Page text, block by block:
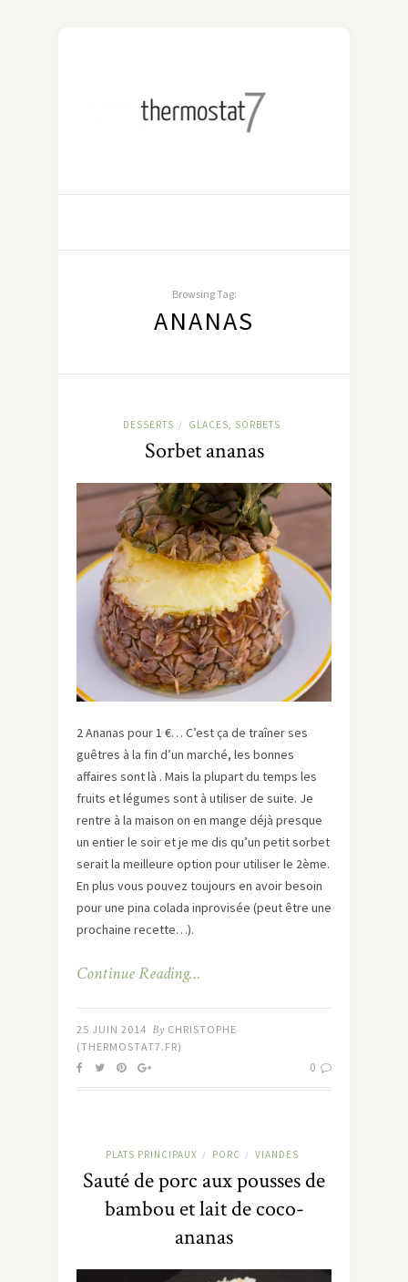
Browsing Tag:
ANANAS
DESSERTS / GLACES, SORBETS
Sorbet ananas
2 Ananas pour 1 €… C’est ça de traîner ses
guêtres à la fin d’un marché, les bonnes
affaires sont là . Mais la plupart du temps les
fruits et légumes sont à utiliser de suite. Je
rentre à la maison on en mange déjà presque
un entier le soir et je me dis qu’un petit sorbet
serait la meilleure option pour utiliser le 2ème.
En plus vous pouvez toujours en avoir besoin
pour une pina colada inprovisée (peut être une
prochaine recette…).
Continue Reading…
25 JUIN 2014 By CHRISTOPHE
(THERMOSTAT7.FR)
0
PLATS PRINCIPAUX / PORC / VIANDES
Sauté de porc aux pousses de
bambou et lait de coco-
ananas